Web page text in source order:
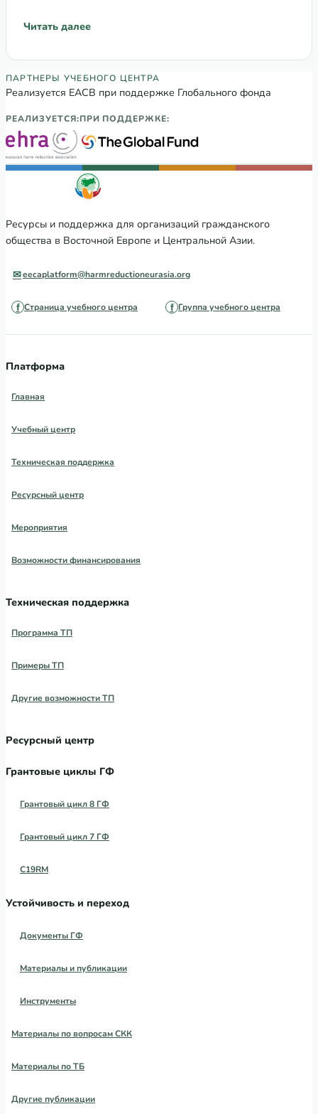
Читать далее
: Включение мониторинга силами сообществ (МСС) в
Партнеры Регионального учебного
ПАРТНЕРЫ УЧЕБНОГО ЦЕНТРА
Реализуется ЕАСВ при поддержке Глобального фонда
РЕАЛИЗУЕТСЯ:ПРИ ПОДДЕРЖКЕ:
Ресурсы и поддержка для организаций гражданского
общества в Восточной Европе и Центральной Азии.
eecaplatform@harmreductioneurasia.org
Страница учебного центра Группа учебного центра
Платформа
Главная
Учебный центр
Техническая поддержка
Ресурсный центр
Мероприятия
Возможности финансирования
Техническая поддержка
Программа ТП
Примеры ТП
Другие возможности ТП
Ресурсный центр
Грантовые циклы ГФ
Грантовый цикл 8 ГФ
Грантовый цикл 7 ГФ
C19RM
Устойчивость и переход
Документы ГФ
Материалы и публикации
Инструменты
Материалы по вопросам СКК
Материалы по ТБ
Другие публикации